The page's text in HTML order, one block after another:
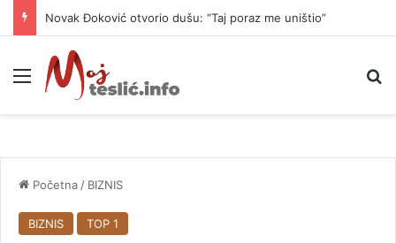
Novak Đoković otvorio dušu: “Taj poraz me uništio”
Meni
Početna / BIZNIS
BIZNIS TOP 1